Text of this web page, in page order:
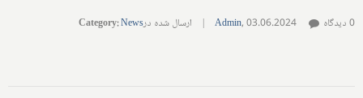
Admin,03.06.2024
| ارسال شده در Category:News 0 دیدگاه